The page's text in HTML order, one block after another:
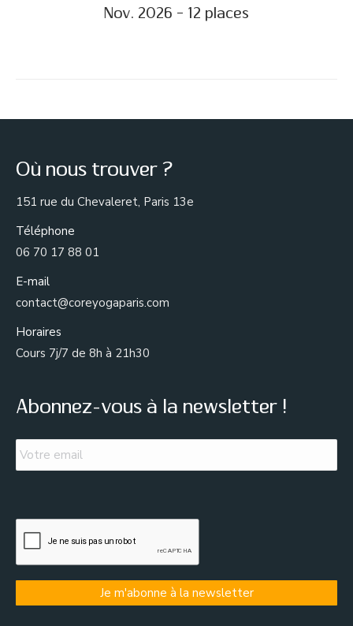
Nov. 2026 – 12 places
Où nous trouver ?
151 rue du Chevaleret, Paris 13e
Téléphone
06 70 17 88 01
E-mail
contact@coreyogaparis.com
Horaires
Cours 7j/7 de 8h à 21h30
Abonnez-vous à la newsletter !
Email *